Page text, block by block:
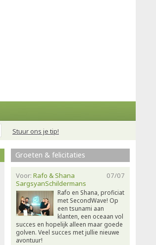
Stuur ons je tip!
Groeten & felicitaties
07/07
Voor: Rafo & Shana
SargsyanSchildermans
Rafo en Shana, proficiat
met SecondWave! Op
een tsunami aan
klanten, een oceaan vol
succes en hopelijk alleen maar goede
golven. Veel succes met jullie nieuwe
avontuur!